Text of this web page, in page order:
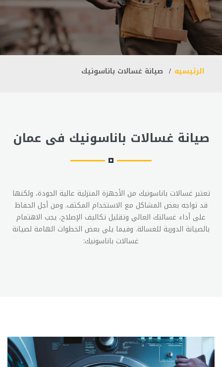
الرئيسيه صيانة غسالات باناسونيك
صيانة غسالات باناسونيك فى عمان
تعتبر غسالات باناسونيك من الأجهزة المنزلية عالية الجودة، ولكنها
قد تواجه بعض المشاكل مع الاستخدام المكثف. ومن أجل الحفاظ
على أداء غسالتك العالي وتقليل تكاليف الإصلاح، يجب الاهتمام
بالصيانة الدورية للغسالة. وفيما يلي بعض الخطوات الهامة لصيانة
غسالات باناسونيك: